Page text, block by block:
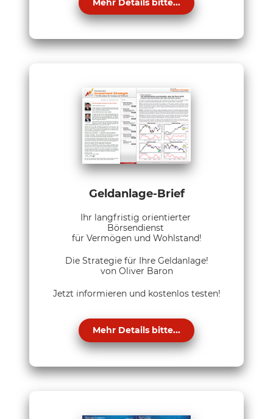
Mehr Details bitte...
Geldanlage-Brief
Ihr langfristig orientierter
Börsendienst
für Vermögen und Wohlstand!
Die Strategie für Ihre Geldanlage!
von Oliver Baron
Jetzt informieren und kostenlos testen!
Mehr Details bitte...